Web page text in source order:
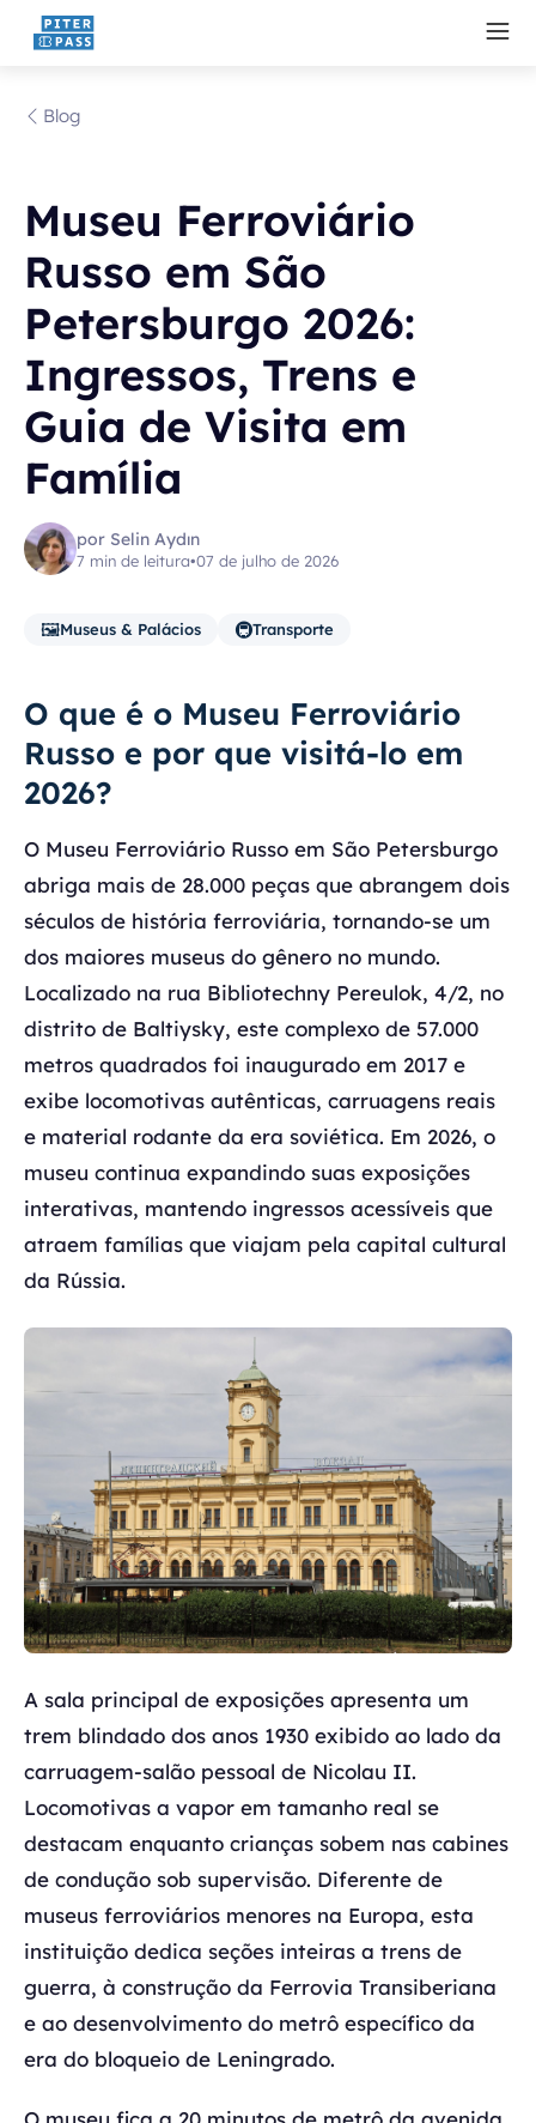
Blog
Museu Ferroviário
Russo em São
Petersburgo 2026:
Ingressos, Trens e
Guia de Visita em
Família
por Selin Aydın
7 min de leitura•07 de julho de 2026
🖼️Museus & Palácios 🚇Transporte
O que é o Museu Ferroviário
Russo e por que visitá-lo em
2026?
O Museu Ferroviário Russo em São Petersburgo
abriga mais de 28.000 peças que abrangem dois
séculos de história ferroviária, tornando-se um
dos maiores museus do gênero no mundo.
Localizado na rua Bibliotechny Pereulok, 4/2, no
distrito de Baltiysky, este complexo de 57.000
metros quadrados foi inaugurado em 2017 e
exibe locomotivas autênticas, carruagens reais
e material rodante da era soviética. Em 2026, o
museu continua expandindo suas exposições
interativas, mantendo ingressos acessíveis que
atraem famílias que viajam pela capital cultural
da Rússia.
A sala principal de exposições apresenta um
trem blindado dos anos 1930 exibido ao lado da
carruagem-salão pessoal de Nicolau II.
Locomotivas a vapor em tamanho real se
destacam enquanto crianças sobem nas cabines
de condução sob supervisão. Diferente de
museus ferroviários menores na Europa, esta
instituição dedica seções inteiras a trens de
guerra, à construção da Ferrovia Transiberiana
e ao desenvolvimento do metrô específico da
era do bloqueio de Leningrado.